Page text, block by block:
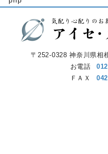
〒252-0328 神奈川県相
お電話
ＦＡＸ